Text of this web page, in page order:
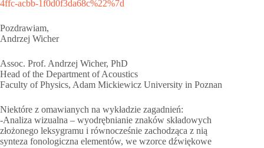
4ffc-acbb-1f0d0f3da68c%22%7d
Pozdrawiam,
Andrzej Wicher
Assoc. Prof. Andrzej Wicher, PhD
Head of the Department of Acoustics
Faculty of Physics, Adam Mickiewicz University in Poznan
Niektóre z omawianych na wykładzie zagadnień:
-Analiza wizualna – wyodrębnianie znaków składowych
złożonego leksygramu i równocześnie zachodząca z nią
synteza fonologiczna elementów, we wzorce dźwiękowe